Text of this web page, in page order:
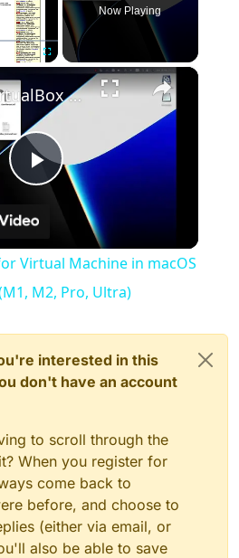
Now Playing
×
Play
Video
Set up VirtualBox for Virtual Machine in macOS with Apple Silicon (M1, M2, Pro, Ultra)
Virtual Machine in macOS
M2, Pro, Ultra)
interested in this
don't have an account
to scroll through the
When you register for
come back to
before, and choose to
(either via email, or
also be able to save